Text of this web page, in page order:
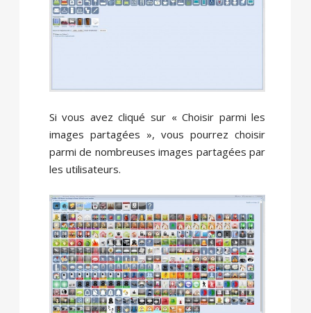
Si vous avez cliqué sur « Choisir parmi les
images partagées », vous pourrez choisir
parmi de nombreuses images partagées par
les utilisateurs.